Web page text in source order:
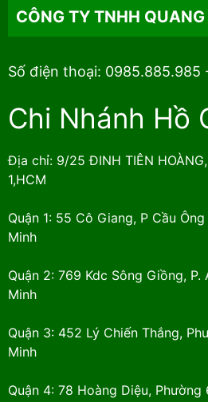
CÔNG TY TNHH
Số điện thoại: 0985.885.985
Chi Nhánh Hồ
Địa chỉ: 9/25 ĐINH TIÊN HOÀNG,
1,HCM
Quận 1: 55 Cô Giang, P Cầu
Minh
Quận 2: 769 Kdc Sông Giồng, P.
Minh
Quận 3: 452 Lý Chiến Thắng,
Minh
Quận 4: 78 Hoàng Diệu, Phường